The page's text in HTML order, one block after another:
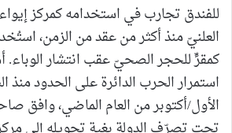
للفندق تجارب في استخدامه كمركز
العلنيّ منذ أكثر من عقد من الزمن،
كمقرٍّ للحجر الصحيّ عقب انتشار الوباء.
استمرار الحرب الدائرة على الحدود منذ
الأول/أكتوبر من العام الماضي، وافق